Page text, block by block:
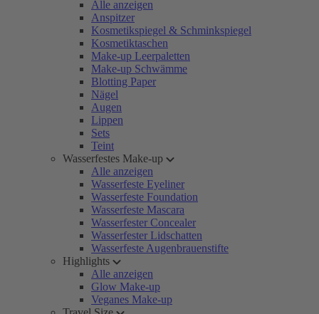
Alle anzeigen
Anspitzer
Kosmetikspiegel & Schminkspiegel
Kosmetiktaschen
Make-up Leerpaletten
Make-up Schwämme
Blotting Paper
Nägel
Augen
Lippen
Sets
Teint
Wasserfestes Make-up
Alle anzeigen
Wasserfeste Eyeliner
Wasserfeste Foundation
Wasserfeste Mascara
Wasserfester Concealer
Wasserfester Lidschatten
Wasserfeste Augenbrauenstifte
Highlights
Alle anzeigen
Glow Make-up
Veganes Make-up